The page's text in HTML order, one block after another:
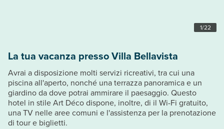
1/22
La tua vacanza presso Villa Bellavista
Avrai a disposizione molti servizi ricreativi, tra cui una
piscina all'aperto, nonché una terrazza panoramica e un
giardino da dove potrai ammirare il paesaggio. Questo
hotel in stile Art Déco dispone, inoltre, di il Wi-Fi gratuito,
una TV nelle aree comuni e l'assistenza per la prenotazione
di tour e biglietti.